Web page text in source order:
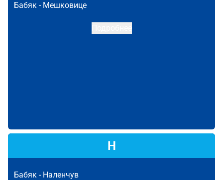
Бабяк - Мешковице
Н
Бабяк - Наленчув